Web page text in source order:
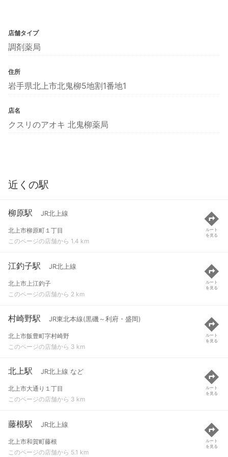
店舗タイプ
調剤薬局
住所
岩手県北上市北鬼柳5地割1番地1
店名
クスリのアオキ 北鬼柳薬局
近くの駅
柳原駅 JR北上線
北上市柳原町１丁目
このページの店舗から 1.4 km
ルート
を見る
江釣子駅 JR北上線
北上市上江釣子
このページの店舗から 2 km
ルート
を見る
村崎野駅 JR東北本線(黒磯～利府・盛岡)
北上市飯豊町字村崎野
このページの店舗から 3 km
ルート
を見る
北上駅 JR北上線 など
北上市大通り１丁目
このページの店舗から 3 km
ルート
を見る
藤根駅 JR北上線
北上市和賀町藤根
このページの店舗から 5.1 km
ルート
を見る